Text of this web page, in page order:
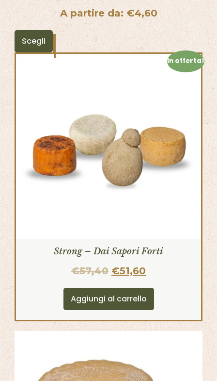
A partire da: €4,60
Scegli
In offerta!
Strong – Dai Sapori Forti
€57,40 €51,60
Aggiungi al carrello